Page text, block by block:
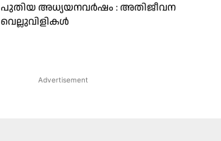
പുതിയ അധ്യയനവര്‍ഷം : അതിജീവന
വെല്ലുവിളികള്‍
Advertisement